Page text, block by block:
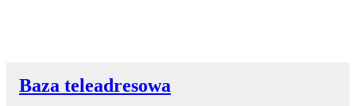
Baza teleadresowa